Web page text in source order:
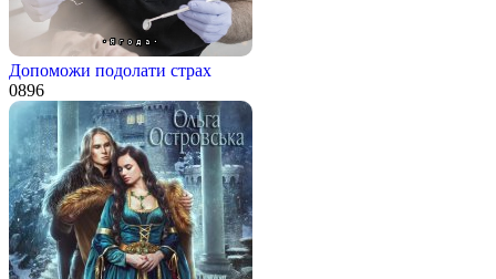
Допоможи подолати страх
0896